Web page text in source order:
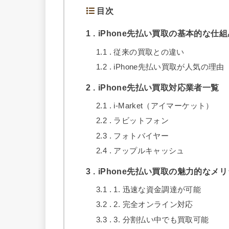
目次
1 iPhone先払い買取の基本的な仕組
1.1
従来の買取との違い
1.2
iPhone先払い買取が人気の理由
2 iPhone先払い買取対応業者一覧
2.1
i-Market（アイマーケット）
2.2
ラビットフォン
2.3
フォトバイヤー
2.4
アップルキャッシュ
3 iPhone先払い買取の魅力的なメリ
3.1
1. 迅速な資金調達が可能
3.2
2. 完全オンライン対応
3.3
3. 分割払い中でも買取可能